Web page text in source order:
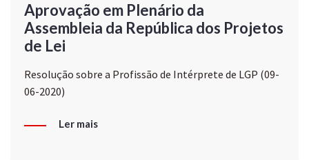
Aprovação em Plenário da
Assembleia da República dos Projetos
de Lei
Resolução sobre a Profissão de Intérprete de LGP (09-
06-2020)
Ler mais